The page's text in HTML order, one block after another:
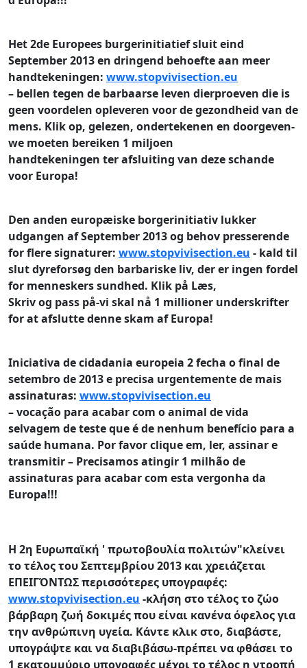
Het 2de Europees burgerinitiatief sluit eind
September 2013 en dringend behoefte aan meer
handtekeningen: www.stopvivisection.eu
– bellen tegen de barbaarse leven dierproeven die is
geen voordelen opleveren voor de gezondheid van de
mens. Klik op, gelezen, ondertekenen en doorgeven-
we moeten bereiken 1 miljoen
handtekeningen ter afsluiting van deze schande
voor Europa!
Den anden europæiske borgerinitiativ lukker
udgangen af September 2013 og behov presserende
for flere signaturer: www.stopvivisection.eu - kald til
slut dyreforsøg den barbariske liv, der er ingen fordel
for menneskers sundhed. Klik på Læs,
Skriv og pass på-vi skal nå 1 millioner underskrifter
for at afslutte denne skam af Europa!
Iniciativa de cidadania europeia 2 fecha o final de
setembro de 2013 e precisa urgentemente de mais
assinaturas: www.stopvivisection.eu
– vocação para acabar com o animal de vida
selvagem de teste que é de nenhum benefício para a
saúde humana. Por favor clique em, ler, assinar e
transmitir – Precisamos atingir 1 milhão de
assinaturas para acabar com esta vergonha da
Europa!!!
Η 2η Ευρωπαϊκή ' πρωτοβουλία πολιτών"κλείνει
το τέλος του Σεπτεμβρίου 2013 και χρειάζεται
ΕΠΕΙΓΌΝΤΩΣ περισσότερες υπογραφές:
www.stopvivisection.eu -κλήση στο τέλος το ζώο
βάρβαρη ζωή δοκιμές που είναι κανένα όφελος για
την ανθρώπινη υγεία. Κάντε κλικ στο, διαβάστε,
υπογράψτε και να διαβιβάσω-πρέπει να φθάσει το
1 εκατομμύριο υπογραφές μέχρι το τέλος η ντροπή